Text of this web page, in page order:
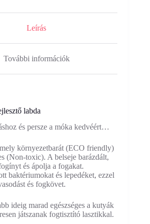
Leírás
További információk
labda
és persze a móka kedvéért…
környezetbarát (ECO friendly)
(Non-toxic). A belseje barázdált,
és ápolja a fogakat.
baktériumokat és lepedéket, ezzel
és fogkövet.
ideig marad egészséges a kutyák
játszanak fogtisztító lasztikkal.